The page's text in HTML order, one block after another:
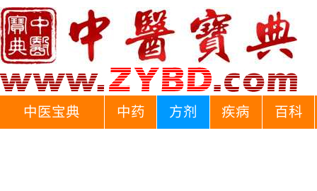
中医宝典 中药 方剂 疾病 百科